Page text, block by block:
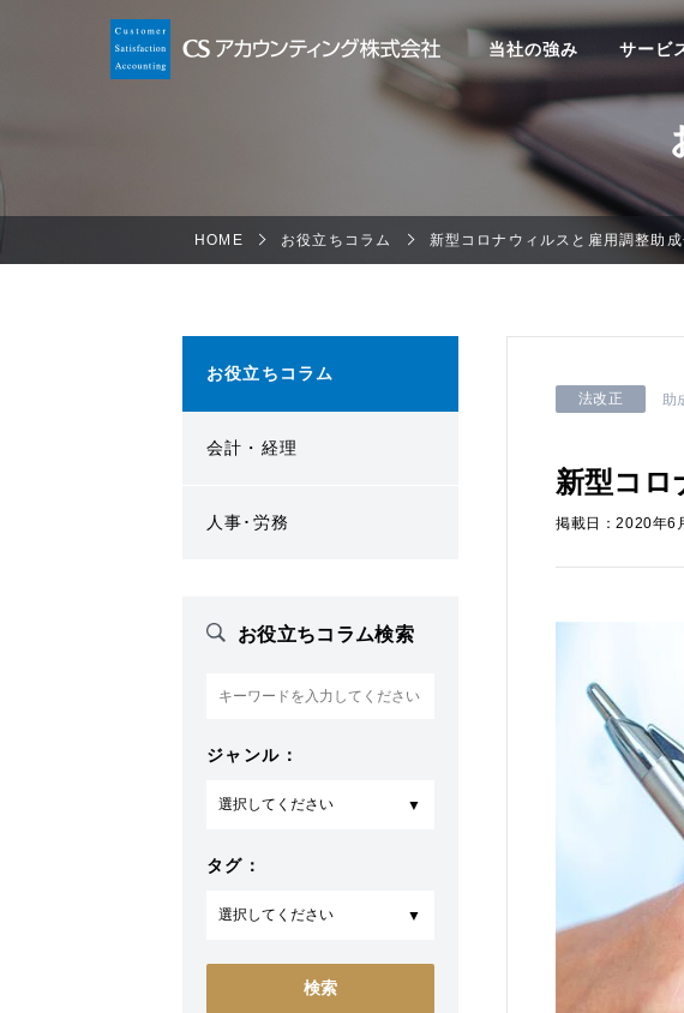
当社の強み サービ
HOME お役立ちコラム 新型コロナウィルスと雇用調整助
お役立ちコラム
会計・経理
人事･労務
お役立ちコラム検索
ジャンル：
タグ：
法改正 助
新型コロ
掲載日：2020年6